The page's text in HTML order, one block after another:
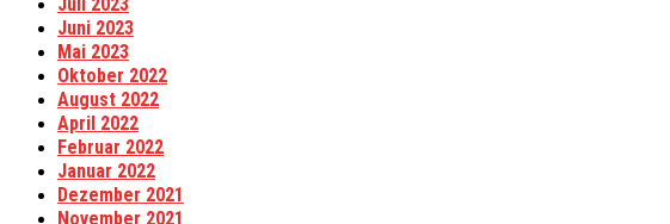
Juni 2023
Mai 2023
Oktober 2022
August 2022
April 2022
Februar 2022
Januar 2022
Dezember 2021
November 2021